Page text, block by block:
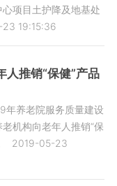
项目土护降及地基处
19:15:36
人推销“保健”产品
年养老院服务质量建设
机构向老年人推销“保
2019-05-23